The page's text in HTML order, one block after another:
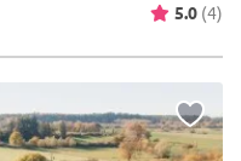
5.0 (4)